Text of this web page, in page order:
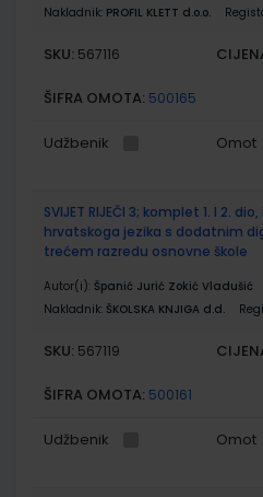
Nakladnik: PROFIL KLETT d.o.o.
SKU: 567116
ŠIFRA OMOTA: 500165
Udžbenik Omot
SVIJET RIJEČI 3; komplet 1. I 2.
hrvatskoga jezika s dodatnim
trećem razredu osnovne škole
Autor(i): Španić Jurić Zokić Vladušić
Nakladnik: ŠKOLSKA KNJIGA d.d.
SKU: 567119
ŠIFRA OMOTA: 500161
Udžbenik Omot